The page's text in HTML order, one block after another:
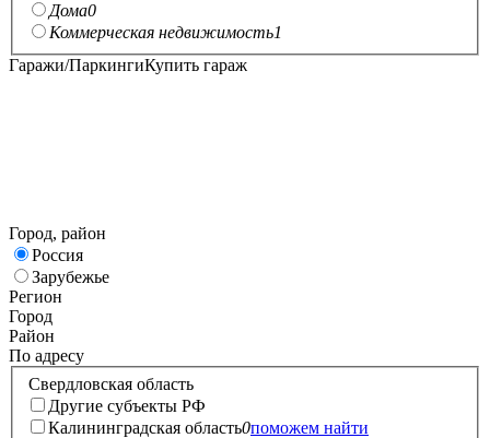
Дома0
Коммерческая недвижимость1
Гаражи/ПаркингиКупить гараж
Город, район
Россия
Зарубежье
Регион
Город
Район
По адресу
Свердловская область
Другие субъекты РФ
Калининградская область0поможем найти